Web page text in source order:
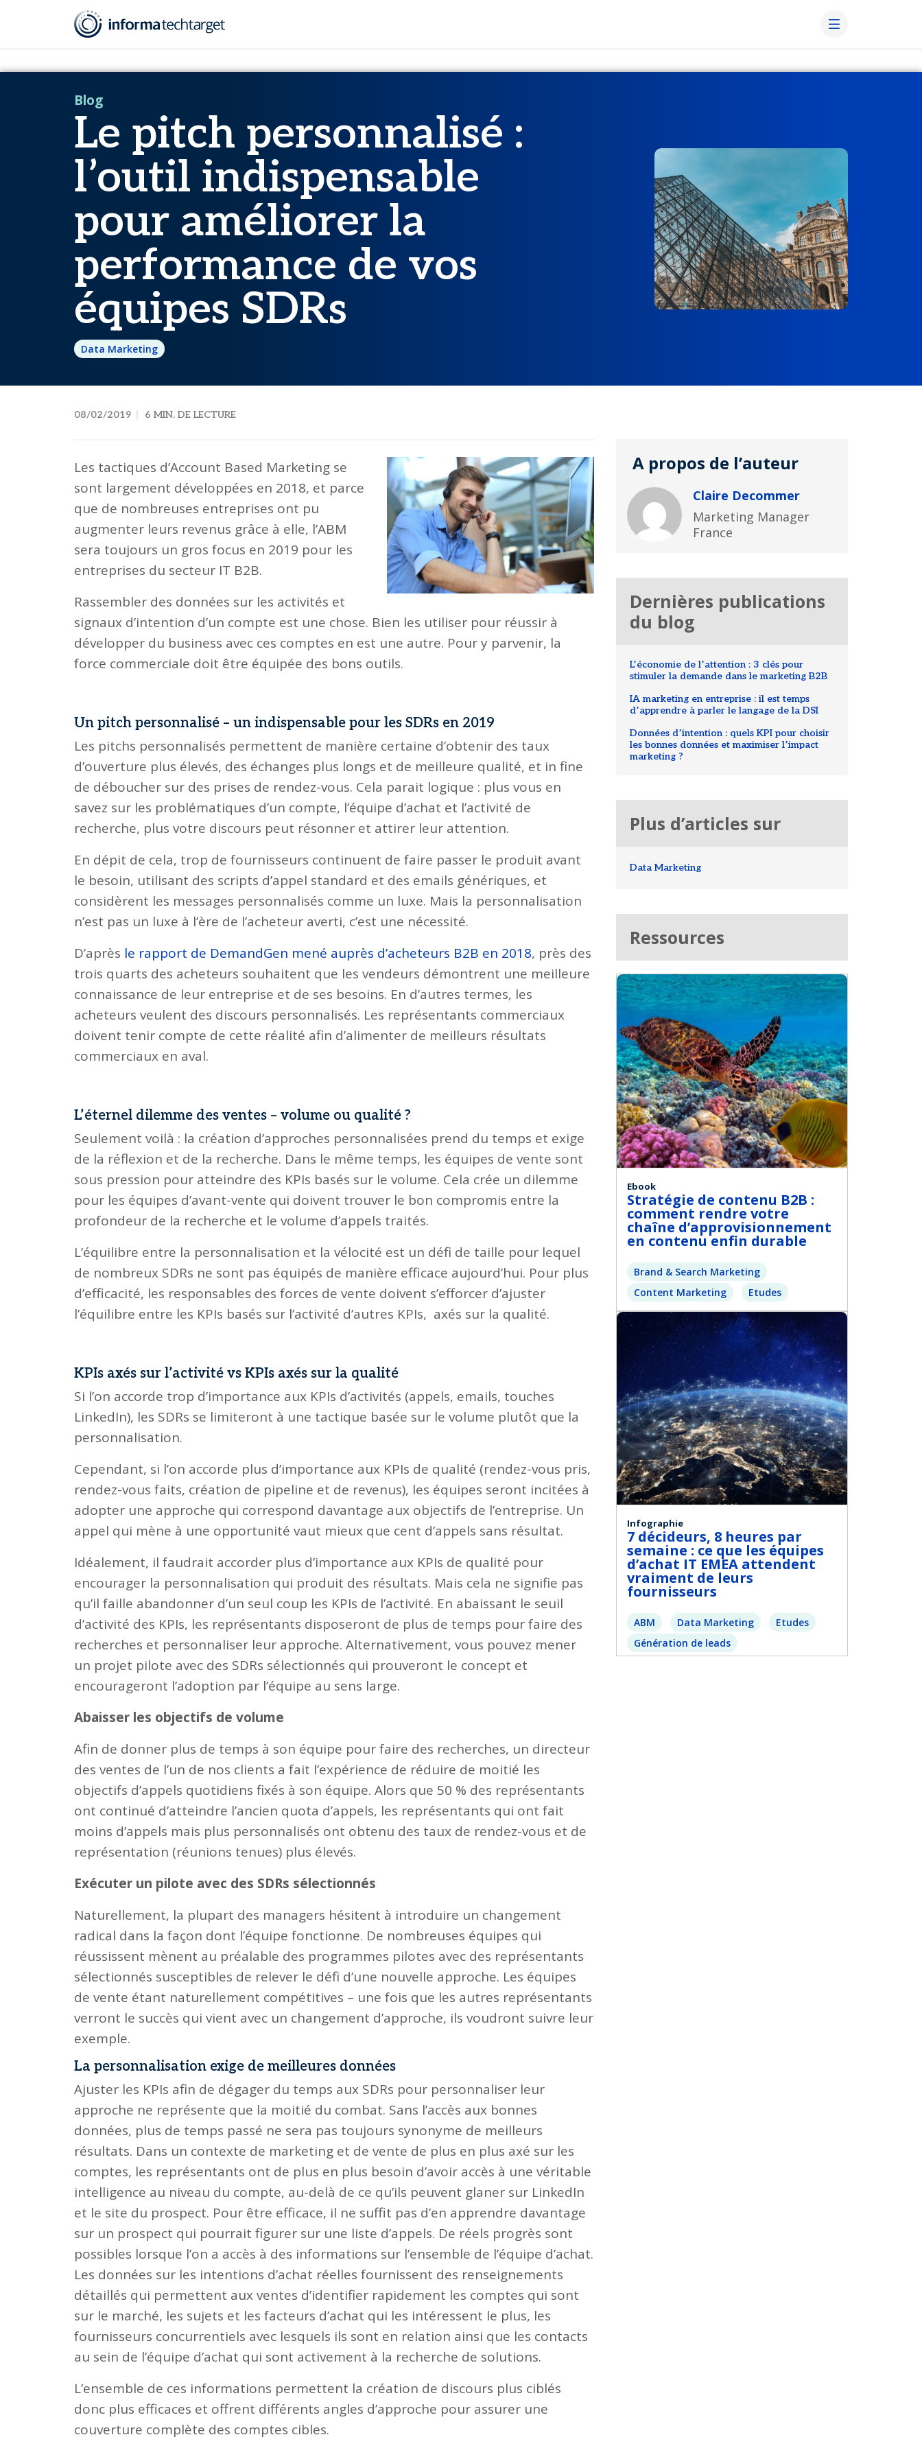
Blog Le pitch personnalisé : l’outil indispensable pour améliorer la performance de vos équipes SDRs
Blog
Le pitch personnalisé :
l’outil indispensable
pour améliorer la
performance de vos
équipes SDRs
Data Marketing
08/02/2019 6 MIN. DE LECTURE
Les tactiques d’Account Based Marketing se
sont largement développées en 2018, et parce
que de nombreuses entreprises ont pu
augmenter leurs revenus grâce à elle, l’ABM
sera toujours un gros focus en 2019 pour les
entreprises du secteur IT B2B.
Rassembler des données sur les activités et
signaux d’intention d’un compte est une chose. Bien les utiliser pour réussir à
développer du business avec ces comptes en est une autre. Pour y parvenir, la
force commerciale doit être équipée des bons outils.
Un pitch personnalisé – un indispensable pour les SDRs en 2019
Les pitchs personnalisés permettent de manière certaine d’obtenir des taux
d’ouverture plus élevés, des échanges plus longs et de meilleure qualité, et in fine
de déboucher sur des prises de rendez-vous. Cela parait logique : plus vous en
savez sur les problématiques d’un compte, l’équipe d’achat et l’activité de
recherche, plus votre discours peut résonner et attirer leur attention.
En dépit de cela, trop de fournisseurs continuent de faire passer le produit avant
le besoin, utilisant des scripts d’appel standard et des emails génériques, et
considèrent les messages personnalisés comme un luxe. Mais la personnalisation
n’est pas un luxe à l’ère de l’acheteur averti, c’est une nécessité.
D’après le rapport de DemandGen mené auprès d’acheteurs B2B en 2018, près des
trois quarts des acheteurs souhaitent que les vendeurs démontrent une meilleure
connaissance de leur entreprise et de ses besoins. En d’autres termes, les
acheteurs veulent des discours personnalisés. Les représentants commerciaux
doivent tenir compte de cette réalité afin d’alimenter de meilleurs résultats
commerciaux en aval.
L’éternel dilemme des ventes – volume ou qualité ?
Seulement voilà : la création d’approches personnalisées prend du temps et exige
de la réflexion et de la recherche. Dans le même temps, les équipes de vente sont
sous pression pour atteindre des KPIs basés sur le volume. Cela crée un dilemme
pour les équipes d’avant-vente qui doivent trouver le bon compromis entre la
profondeur de la recherche et le volume d’appels traités.
L’équilibre entre la personnalisation et la vélocité est un défi de taille pour lequel
de nombreux SDRs ne sont pas équipés de manière efficace aujourd’hui. Pour plus
d’efficacité, les responsables des forces de vente doivent s’efforcer d’ajuster
l’équilibre entre les KPIs basés sur l’activité d’autres KPIs, axés sur la qualité.
KPIs axés sur l’activité vs KPIs axés sur la qualité
Si l’on accorde trop d’importance aux KPIs d’activités (appels, emails, touches
LinkedIn), les SDRs se limiteront à une tactique basée sur le volume plutôt que la
personnalisation.
Cependant, si l’on accorde plus d’importance aux KPIs de qualité (rendez-vous pris,
rendez-vous faits, création de pipeline et de revenus), les équipes seront incitées à
adopter une approche qui correspond davantage aux objectifs de l’entreprise. Un
appel qui mène à une opportunité vaut mieux que cent d’appels sans résultat.
Idéalement, il faudrait accorder plus d’importance aux KPIs de qualité pour
encourager la personnalisation qui produit des résultats. Mais cela ne signifie pas
qu’il faille abandonner d’un seul coup les KPIs de l’activité. En abaissant le seuil
d’activité des KPIs, les représentants disposeront de plus de temps pour faire des
recherches et personnaliser leur approche. Alternativement, vous pouvez mener
un projet pilote avec des SDRs sélectionnés qui prouveront le concept et
encourageront l’adoption par l’équipe au sens large.
Abaisser les objectifs de volume
Afin de donner plus de temps à son équipe pour faire des recherches, un directeur
des ventes de l’un de nos clients a fait l’expérience de réduire de moitié les
objectifs d’appels quotidiens fixés à son équipe. Alors que 50 % des représentants
ont continué d’atteindre l’ancien quota d’appels, les représentants qui ont fait
moins d’appels mais plus personnalisés ont obtenu des taux de rendez-vous et de
représentation (réunions tenues) plus élevés.
Exécuter un pilote avec des SDRs sélectionnés
Naturellement, la plupart des managers hésitent à introduire un changement
radical dans la façon dont l’équipe fonctionne. De nombreuses équipes qui
réussissent mènent au préalable des programmes pilotes avec des représentants
sélectionnés susceptibles de relever le défi d’une nouvelle approche. Les équipes
de vente étant naturellement compétitives – une fois que les autres représentants
verront le succès qui vient avec un changement d’approche, ils voudront suivre leur
exemple.
La personnalisation exige de meilleures données
Ajuster les KPIs afin de dégager du temps aux SDRs pour personnaliser leur
approche ne représente que la moitié du combat. Sans l’accès aux bonnes
données, plus de temps passé ne sera pas toujours synonyme de meilleurs
résultats. Dans un contexte de marketing et de vente de plus en plus axé sur les
comptes, les représentants ont de plus en plus besoin d’avoir accès à une véritable
intelligence au niveau du compte, au-delà de ce qu’ils peuvent glaner sur LinkedIn
et le site du prospect. Pour être efficace, il ne suffit pas d’en apprendre davantage
sur un prospect qui pourrait figurer sur une liste d’appels. De réels progrès sont
possibles lorsque l’on a accès à des informations sur l’ensemble de l’équipe d’achat.
Les données sur les intentions d’achat réelles fournissent des renseignements
détaillés qui permettent aux ventes d’identifier rapidement les comptes qui sont
sur le marché, les sujets et les facteurs d’achat qui les intéressent le plus, les
fournisseurs concurrentiels avec lesquels ils sont en relation ainsi que les contacts
au sein de l’équipe d’achat qui sont activement à la recherche de solutions.
L’ensemble de ces informations permettent la création de discours plus ciblés
donc plus efficaces et offrent différents angles d’approche pour assurer une
couverture complète des comptes cibles.
A propos de l’auteur
Claire Decommer
Marketing Manager
France
Dernières publications
du blog
L’économie de l’attention : 3 clés pour
stimuler la demande dans le marketing B2B
IA marketing en entreprise : il est temps
d’apprendre à parler le langage de la DSI
Données d’intention : quels KPI pour choisir
les bonnes données et maximiser l’impact
marketing ?
Plus d’articles sur
Data Marketing
Ressources
Ebook
Stratégie de contenu B2B :
comment rendre votre
chaîne d’approvisionnement
en contenu enfin durable
Brand & Search Marketing
Content Marketing
Etudes
Infographie
7 décideurs, 8 heures par
semaine : ce que les équipes
d’achat IT EMEA attendent
vraiment de leurs
fournisseurs
ABM Data Marketing
Etudes
Génération de leads